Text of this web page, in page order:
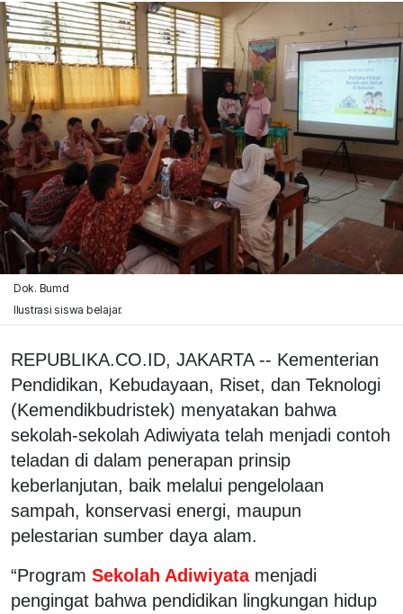
Dok. Bumd
Ilustrasi siswa belajar.
REPUBLIKA.CO.ID, JAKARTA -- Kementerian
Pendidikan, Kebudayaan, Riset, dan Teknologi
(Kemendikbudristek) menyatakan bahwa
sekolah-sekolah Adiwiyata telah menjadi contoh
teladan di dalam penerapan prinsip
keberlanjutan, baik melalui pengelolaan
sampah, konservasi energi, maupun
pelestarian sumber daya alam.
“Program Sekolah Adiwiyata menjadi
pengingat bahwa pendidikan lingkungan hidup